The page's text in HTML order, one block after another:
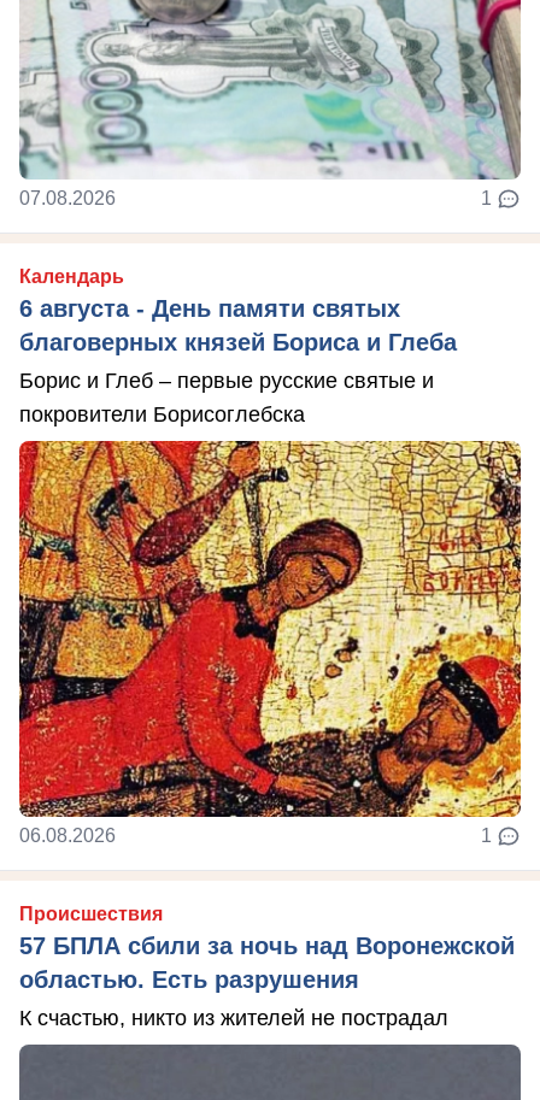
07.08.2026 1
Календарь
6 августа - День памяти святых
благоверных князей Бориса и Глеба
Борис и Глеб – первые русские святые и
покровители Борисоглебска
06.08.2026 1
Происшествия
57 БПЛА сбили за ночь над Воронежской
областью. Есть разрушения
К счастью, никто из жителей не пострадал